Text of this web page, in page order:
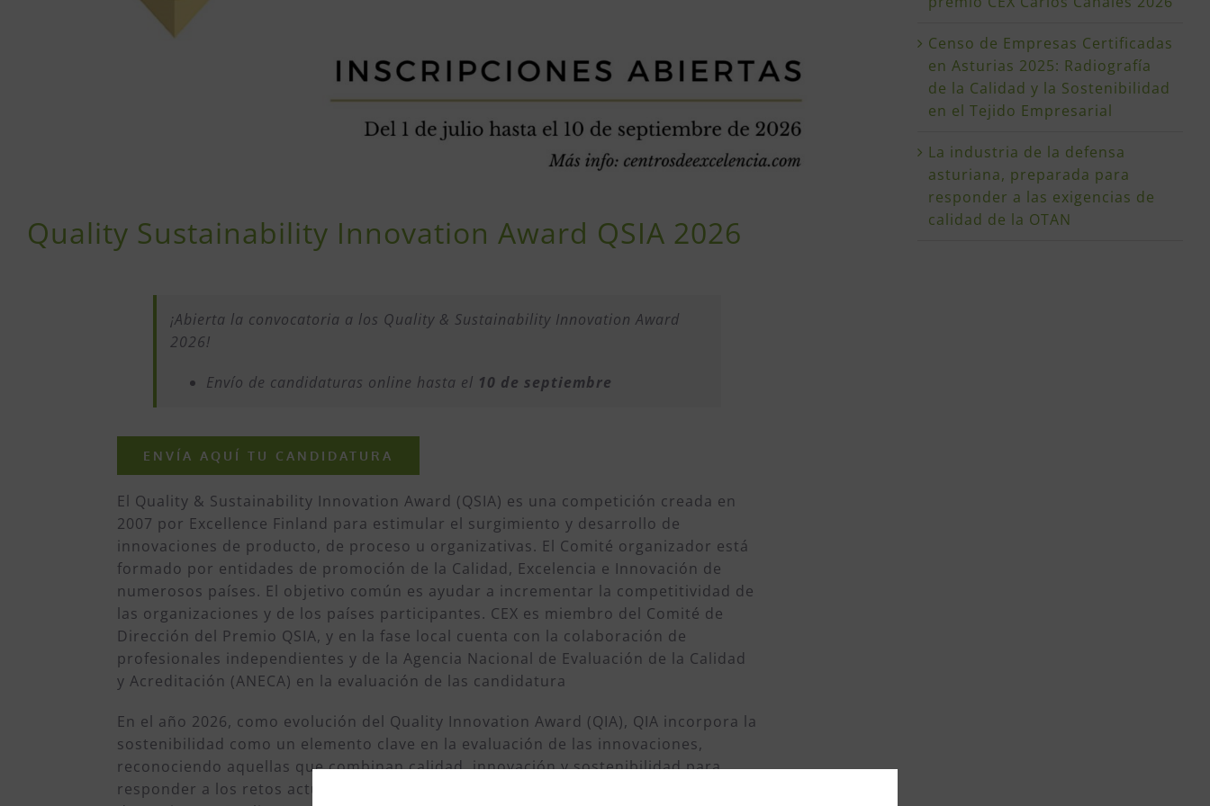
Quality Sustainability Innovation Award QSIA 2026
¡Abierta la convocatoria a los Quality & Sustainability Innovation Award
2026!
Envío de candidaturas online hasta el 10 de septiembre
ENVÍA AQUÍ TU CANDIDATURA
El Quality & Sustainability Innovation Award (QSIA) es una competición creada en
2007 por Excellence Finland para estimular el surgimiento y desarrollo de
innovaciones de producto, de proceso u organizativas. El Comité organizador está
formado por entidades de promoción de la Calidad, Excelencia e Innovación de
numerosos países. El objetivo común es ayudar a incrementar la competitividad de
las organizaciones y de los países participantes. CEX es miembro del Comité de
Dirección del Premio QSIA, y en la fase local cuenta con la colaboración de
profesionales independientes y de la Agencia Nacional de Evaluación de la Calidad
y Acreditación (ANECA) en la evaluación de las candidatura
En el año 2026, como evolución del Quality Innovation Award (QIA), QIA incorpora la
sostenibilidad como un elemento clave en la evaluación de las innovaciones,
reconociendo aquellas que combinan calidad, innovación y sostenibilidad para
responder a los retos actuales y futuros. Por este motivo, los premios pasan a
Censo de Empresas Certificadas
en Asturias 2025: Radiografía
de la Calidad y la Sostenibilidad
en el Tejido Empresarial
La industria de la defensa
asturiana, preparada para
responder a las exigencias de
calidad de la OTAN